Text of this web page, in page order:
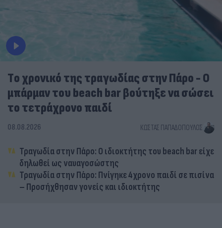
Tο χρονικό της τραγωδίας στην Πάρο - Ο
μπάρμαν του beach bar βούτηξε να σώσει
το τετράχρονο παιδί
08.08.2026 ΚΏΣΤΑΣ ΠΑΠΑΔΌΠΟΥΛΟΣ
Τραγωδία στην Πάρο: Ο ιδιοκτήτης του beach bar είχε
δηλωθεί ως ναυαγοσώστης
Τραγωδία στην Πάρο: Πνίγηκε 4χρονο παιδί σε πισίνα
– Προσήχθησαν γονείς και ιδιοκτήτης